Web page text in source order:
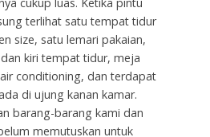
cukup luas. Ketika pintu
terlihat satu tempat tidur
size, satu lemari pakaian,
kiri tempat tidur, meja
conditioning, dan terdapat
di ujung kanan kamar.
barang-barang kami dan
memutuskan untuk